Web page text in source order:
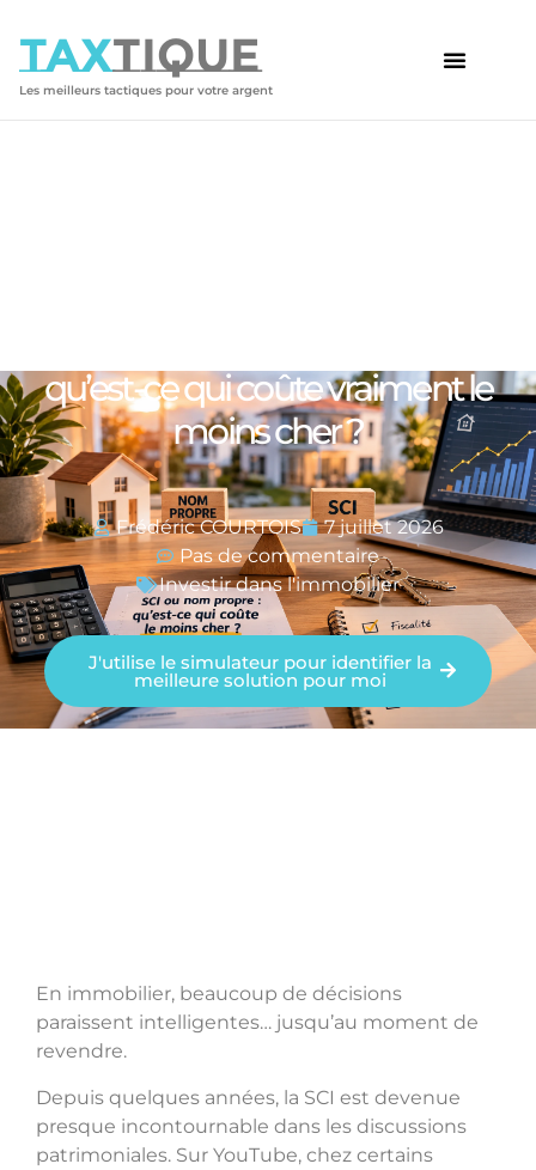
TAXTIQUE
Les meilleurs tactiques pour votre argent
qu’est-ce qui coûte vraiment le
moins cher ?
Frédéric COURTOIS
7 juillet 2026
Pas de commentaire
Investir dans l'immobilier
J'utilise le simulateur pour identifier la
meilleure solution pour moi
En immobilier, beaucoup de décisions
paraissent intelligentes… jusqu’au moment de
revendre.
Depuis quelques années, la SCI est devenue
presque incontournable dans les discussions
patrimoniales. Sur YouTube, chez certains